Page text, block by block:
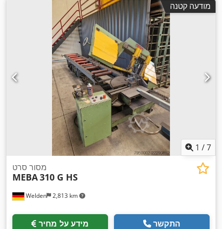
מודעה קטנה
1 /7
Welden 2,813 km
מסור סרט
MEBA310 G HS
מידע על מחיר התקשר